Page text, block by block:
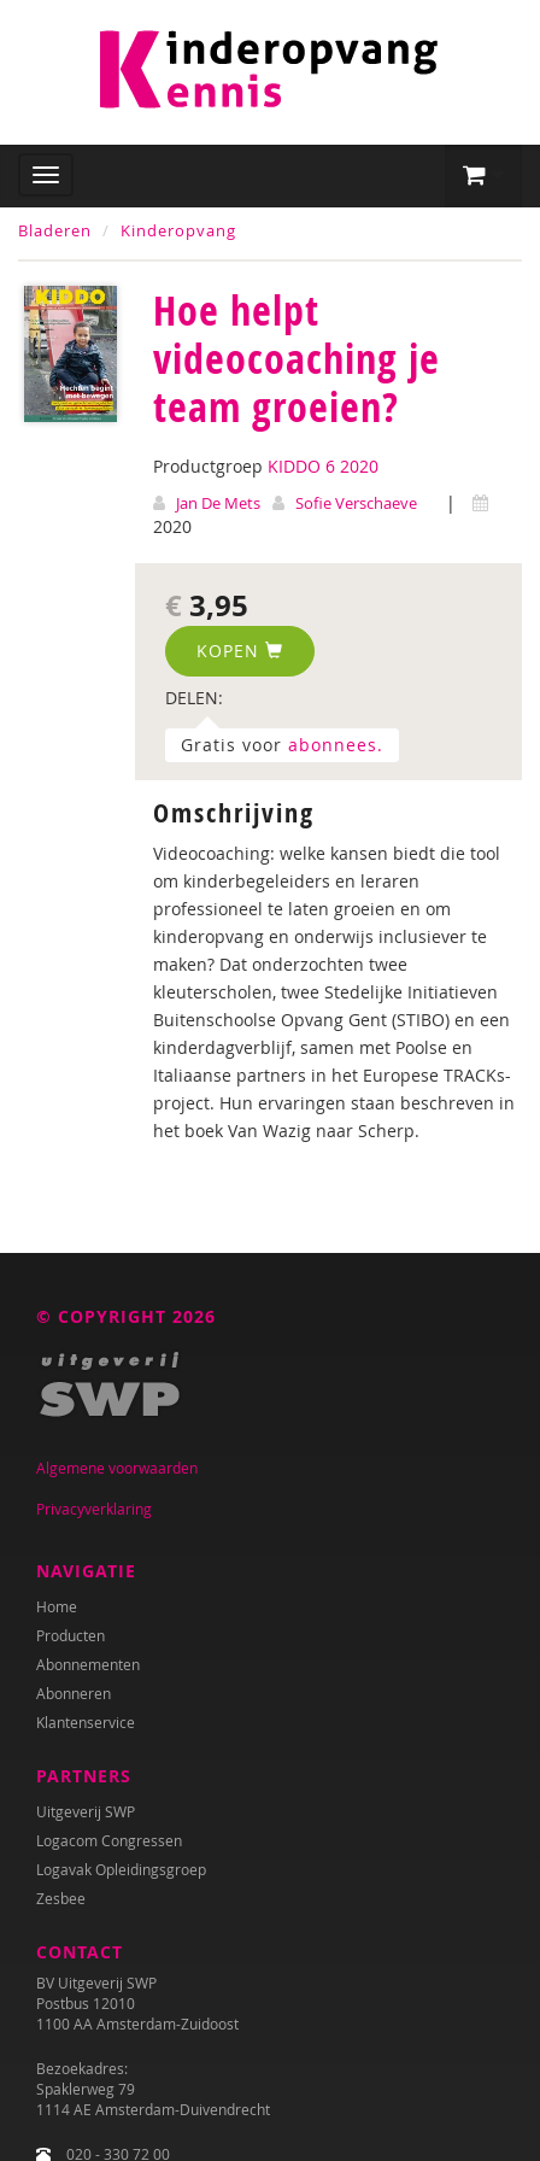
Bladeren Kinderopvang
Hoe helpt
videocoaching je
team groeien?
Productgroep KIDDO 6 2020
Jan De Mets Sofie Verschaeve
|
2020
€ 3,95
KOPEN
DELEN:
Gratis voor abonnees.
Omschrijving
Videocoaching: welke kansen biedt die tool
om kinderbegeleiders en leraren
professioneel te laten groeien en om
kinderopvang en onderwijs inclusiever te
maken? Dat onderzochten twee
kleuterscholen, twee Stedelijke Initiatieven
Buitenschoolse Opvang Gent (STIBO) en een
kinderdagverblijf, samen met Poolse en
Italiaanse partners in het Europese TRACKs-
project. Hun ervaringen staan beschreven in
het boek Van Wazig naar Scherp.
© COPYRIGHT 2026
Algemene voorwaarden
Privacyverklaring
NAVIGATIE
Home
Producten
Abonnementen
Abonneren
Klantenservice
PARTNERS
Uitgeverij SWP
Logacom Congressen
Logavak Opleidingsgroep
Zesbee
CONTACT
BV Uitgeverij SWP
Postbus 12010
1100 AA Amsterdam-Zuidoost
Bezoekadres:
Spaklerweg 79
1114 AE Amsterdam-Duivendrecht
020 - 330 72 00